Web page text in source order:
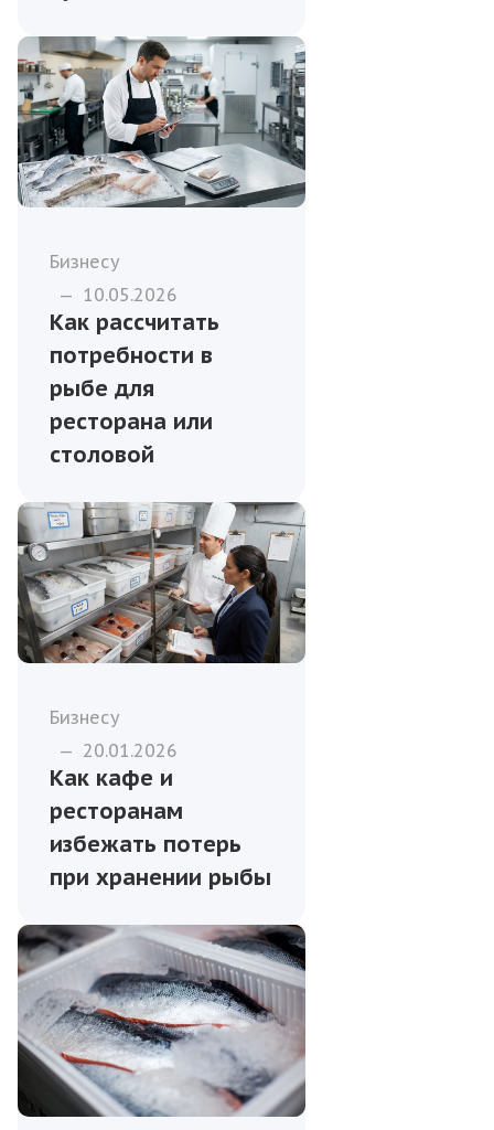
Бизнесу
— 10.05.2026
Как рассчитать
потребности в
рыбе для
ресторана или
столовой
Бизнесу
— 20.01.2026
Как кафе и
ресторанам
избежать потерь
при хранении рыбы